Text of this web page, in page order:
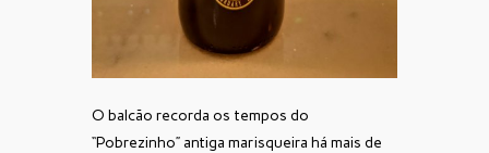
O balcão recorda os tempos do
“Pobrezinho” antiga marisqueira há mais de